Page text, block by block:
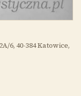
6, 40-384 Katowice,